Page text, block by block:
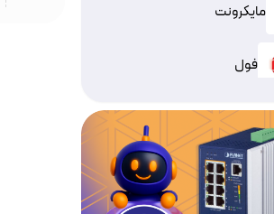
مایکرونت
فول
آر اند ام
برندرکس لویتون